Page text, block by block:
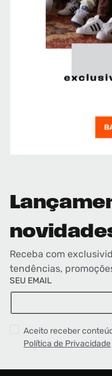
Receba com
tendências,
SEU EMAIL
Aceito receber
Política de Privacidade